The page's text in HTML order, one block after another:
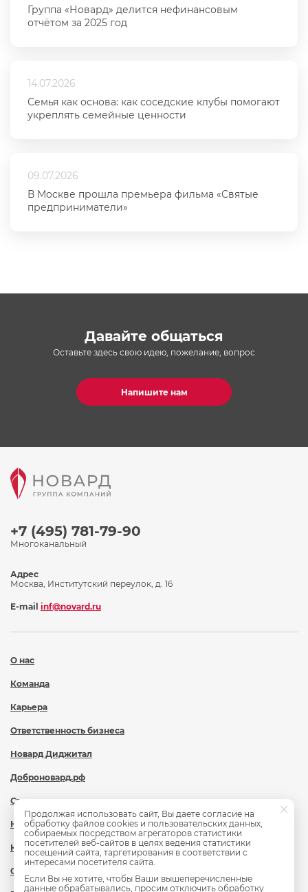
Группа «Новард» делится нефинансовым
отчётом за 2025 год
14.07.2026
Семья как основа: как соседские клубы помогают
укреплять семейные ценности
09.07.2026
В Москве прошла премьера фильма «Святые
предприниматели»
Давайте общаться
Оставьте здесь свою идею, пожелание, вопрос
Напишите нам
+7 (495) 781-79-90
Многоканальный
О нас
Команда
Карьера
Ответственность бизнеса
Новард Диджитал
Доброновард.рф
Статьи
Новости
Контакты
Охрана труда
Адрес
Москва, Институтский переулок, д. 16
E-mail inf@novard.ru
Продолжая использовать сайт, Вы даете согласие на
обработку файлов cookies и пользовательских данных,
собираемых посредством агрегаторов статистики
посетителей веб-сайтов в целях ведения статистики
посещений сайта, таргетирования в соответствии с
интересами посетителя сайта.
Если Вы не хотите, чтобы Ваши вышеперечисленные
данные обрабатывались, просим отключить обработку